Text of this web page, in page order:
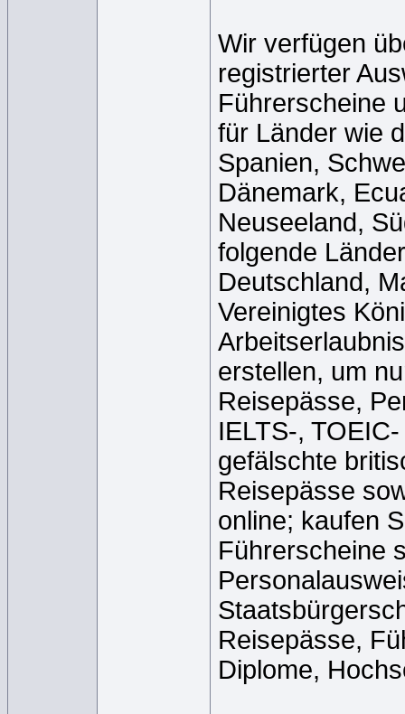
Wir verfügen
registrierter
Führerscheine
für Länder wie
Spanien,
Dänemark,
Neuseeland,
folgende
Deutschland,
Vereinigtes
erstellen, um
Reisepässe,
IELTS-,
gefälschte
Reisepässe
online; kaufen
Führerscheine
Reisepässe,
Diplome,